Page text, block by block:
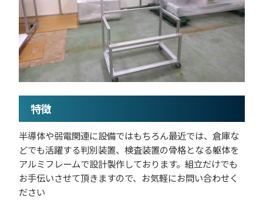
特徴
半導体や弱電関連に設備ではもちろん最近では、倉庫な
どでも活躍する判別装置、検査装置の骨格となる躯体を
アルミフレームで設計製作しております。組立だけでも
お手伝いさせて頂きますので、お気軽にお問い合わせく
ださい